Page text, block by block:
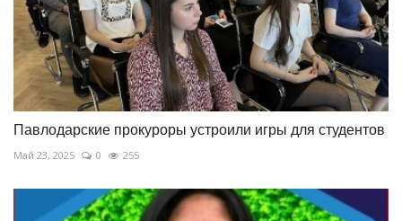
Павлодарские прокуроры устроили игры для студентов
Май 23, 2025 0 255